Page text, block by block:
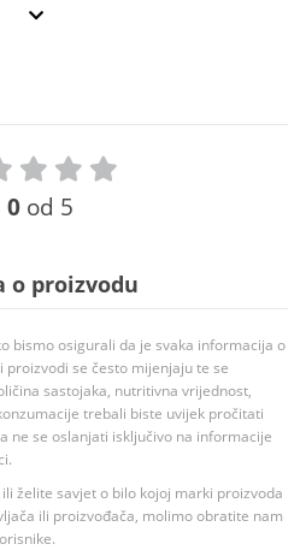
0 od 5
o proizvodu
bismo osigurali da je svaka informacija o
se često mijenjaju te se
sastojaka, nutritivna vrijednost,
trebali biste uvijek pročitati
ne se oslanjati isključivo na informacije
želite savjet o bilo kojoj marki proizvoda
ili proizvođača, molimo obratite nam